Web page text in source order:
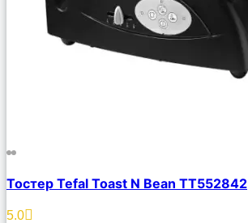
Описание
Избранное
Тостер Tefal Toast N Bean TT552842
5.0